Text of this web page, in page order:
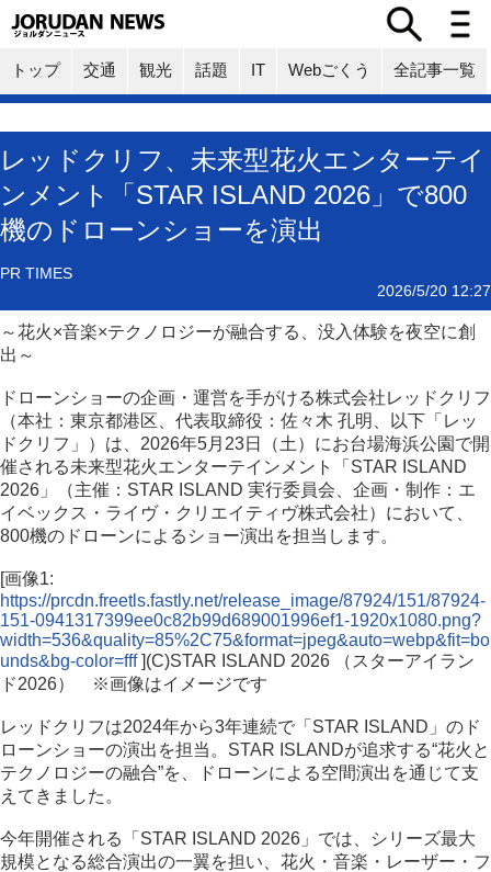
トップ 交通 観光 話題 IT Webごくう 全記事一覧
レッドクリフ、未来型花火エンターテイ
ンメント「STAR ISLAND 2026」で800
機のドローンショーを演出
PR TIMES
2026/5/20 12:27
～花火×音楽×テクノロジーが融合する、没入体験を夜空に創
出～
ドローンショーの企画・運営を手がける株式会社レッドクリフ
（本社：東京都港区、代表取締役：佐々木 孔明、以下「レッ
ドクリフ」）は、2026年5月23日（土）にお台場海浜公園で開
催される未来型花火エンターテインメント「STAR ISLAND
2026」（主催：STAR ISLAND 実行委員会、企画・制作：エ
イベックス・ライヴ・クリエイティヴ株式会社）において、
800機のドローンによるショー演出を担当します。
[画像1:
https://prcdn.freetls.fastly.net/release_image/87924/151/87924-
151-0941317399ee0c82b99d689001996ef1-1920x1080.png?
width=536&quality=85%2C75&format=jpeg&auto=webp&fit=bo
unds&bg-color=fff](C)️STAR ISLAND 2026 （スターアイラン
ド2026） ※画像はイメージです
レッドクリフは2024年から3年連続で「STAR ISLAND」のド
ローンショーの演出を担当。STAR ISLANDが追求する“花火と
テクノロジーの融合”を、ドローンによる空間演出を通じて支
えてきました。
今年開催される「STAR ISLAND 2026」では、シリーズ最大
規模となる総合演出の一翼を担い、花火・音楽・レーザー・フ